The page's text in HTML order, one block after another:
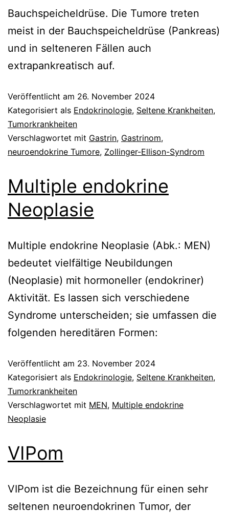
Bauchspeicheldrüse. Die Tumore treten
meist in der Bauchspeicheldrüse (Pankreas)
und in selteneren Fällen auch
extrapankreatisch auf.
Veröffentlicht am 26. November 2024
Kategorisiert als Endokrinologie, Seltene Krankheiten,
Tumorkrankheiten
Verschlagwortet mit Gastrin, Gastrinom,
neuroendokrine Tumore, Zollinger-Ellison-Syndrom
Multiple endokrine
Neoplasie
Multiple endokrine Neoplasie (Abk.: MEN)
bedeutet vielfältige Neubildungen
(Neoplasie) mit hormoneller (endokriner)
Aktivität. Es lassen sich verschiedene
Syndrome unterscheiden; sie umfassen die
folgenden hereditären Formen:
Veröffentlicht am 23. November 2024
Kategorisiert als Endokrinologie, Seltene Krankheiten,
Tumorkrankheiten
Verschlagwortet mit MEN, Multiple endokrine
Neoplasie
VIPom
VIPom ist die Bezeichnung für einen sehr
seltenen neuroendokrinen Tumor, der